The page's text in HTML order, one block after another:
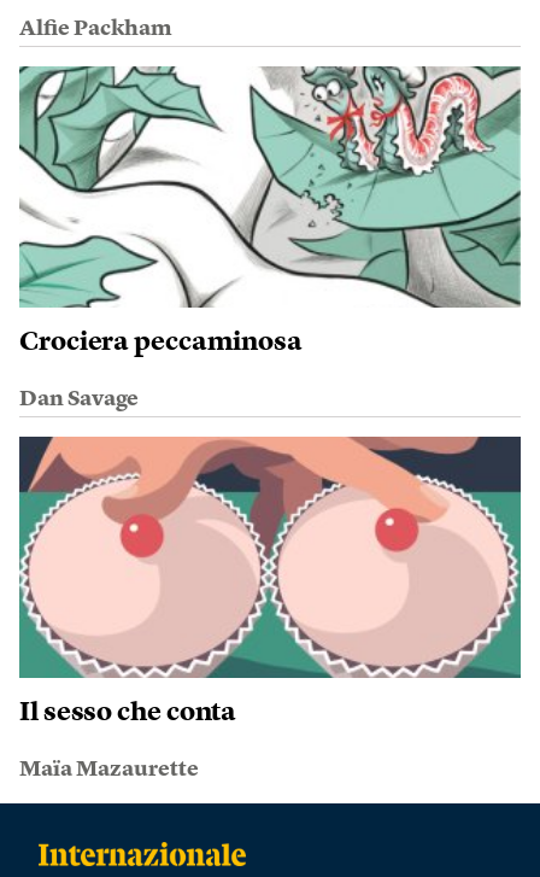
Alfie Packham
Crociera peccaminosa
Dan Savage
Il sesso che conta
Maïa Mazaurette